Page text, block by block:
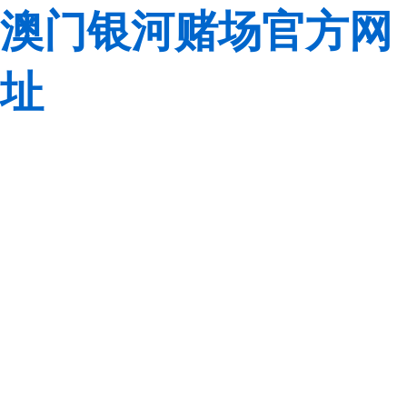
澳门银河赌场官方网
址